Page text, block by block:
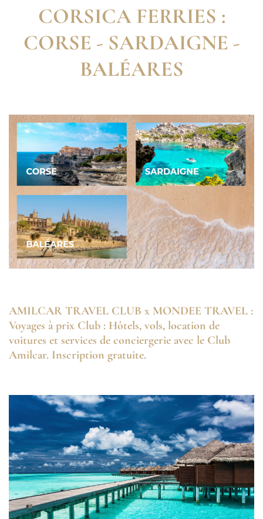
CORSICA FERRIES :
CORSE - SARDAIGNE -
BALÉARES
AMILCAR TRAVEL CLUB x MONDEE TRAVEL :
Voyages à prix Club : Hôtels, vols, location de
voitures et services de conciergerie avec le Club
Amilcar. Inscription gratuite.